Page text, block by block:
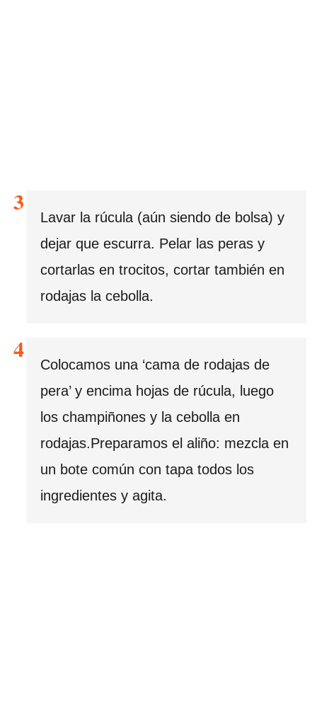
Lavar la rúcula (aún siendo de bolsa) y
dejar que escurra. Pelar las peras y
cortarlas en trocitos, cortar también en
rodajas la cebolla.
Colocamos una ‘cama de rodajas de
pera’ y encima hojas de rúcula, luego
los champiñones y la cebolla en
rodajas.Preparamos el aliño: mezcla en
un bote común con tapa todos los
ingredientes y agita.